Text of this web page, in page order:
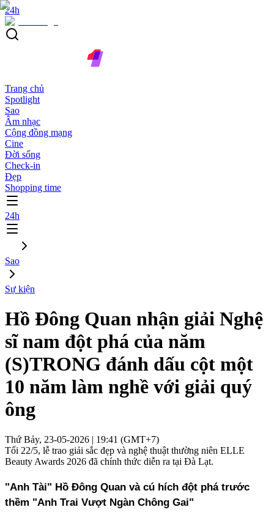
24h
Trang chủ
Spotlight
Sao
Âm nhạc
Cộng đồng mạng
Cine
Đời sống
Check-in
Đẹp
Shopping time
24h
Sao
Sự kiện
Hồ Đông Quan nhận giải Nghệ
sĩ nam đột phá của năm
(S)TRONG đánh dấu cột một
10 năm làm nghề với giải quý
ông
Thứ Bảy, 23-05-2026 | 19:41 (GMT+7)
Tối 22/5, lễ trao giải sắc đẹp và nghệ thuật thường niên ELLE
Beauty Awards 2026 đã chính thức diễn ra tại Đà Lạt.
"Anh Tài" Hồ Đông Quan và cú hích đột phá trước
thềm "Anh Trai Vượt Ngàn Chông Gai"